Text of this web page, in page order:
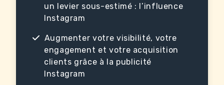
un levier sous-estimé : l’influence
Instagram
Augmenter votre visibilité, votre
engagement et votre acquisition
clients grâce à la publicité
Instagram